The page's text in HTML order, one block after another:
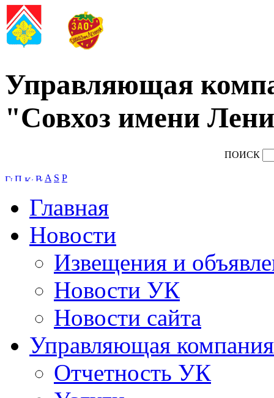
Управляющая
"Совхоз имени
ПОИСК
A S P
Главная
Новости
Извещения и
Новости УК
Новости сайта
Управляющая компания
Отчетность УК